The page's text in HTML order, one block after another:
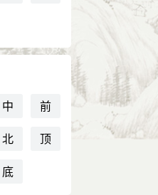
中
前
北
顶
底